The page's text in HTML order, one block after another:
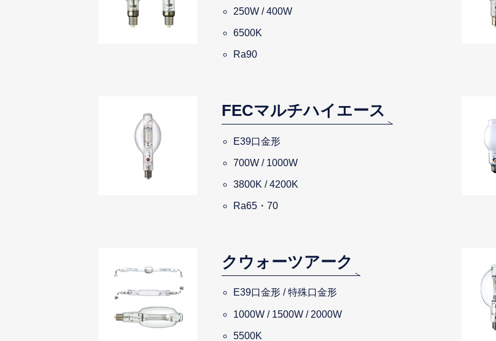
250W / 400W
6500K
Ra90
FECマルチハイエース
E39口金形
700W / 1000W
3800K / 4200K
Ra65・70
クウォーツアーク
E39口金形 / 特殊口金形
1000W / 1500W / 2000W
5500K